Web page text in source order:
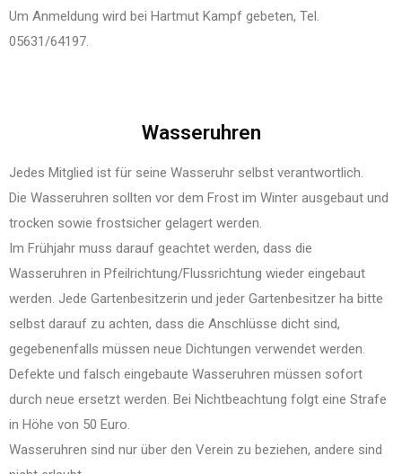
Um Anmeldung wird bei Hartmut Kampf gebeten, Tel.
05631/64197.
Wasseruhren
Jedes Mitglied ist für seine Wasseruhr selbst verantwortlich.
Die Wasseruhren sollten vor dem Frost im Winter ausgebaut und
trocken sowie frostsicher gelagert werden.
Im Frühjahr muss darauf geachtet werden, dass die
Wasseruhren in Pfeilrichtung/Flussrichtung wieder eingebaut
werden. Jede Gartenbesitzerin und jeder Gartenbesitzer ha bitte
selbst darauf zu achten, dass die Anschlüsse dicht sind,
gegebenenfalls müssen neue Dichtungen verwendet werden.
Defekte und falsch eingebaute Wasseruhren müssen sofort
durch neue ersetzt werden. Bei Nichtbeachtung folgt eine Strafe
in Höhe von 50 Euro.
Wasseruhren sind nur über den Verein zu beziehen, andere sind